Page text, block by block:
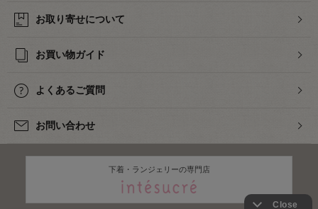
お取り寄せについて
お買い物ガイド
よくあるご質問
お問い合わせ
下着・ランジェリーの専門店